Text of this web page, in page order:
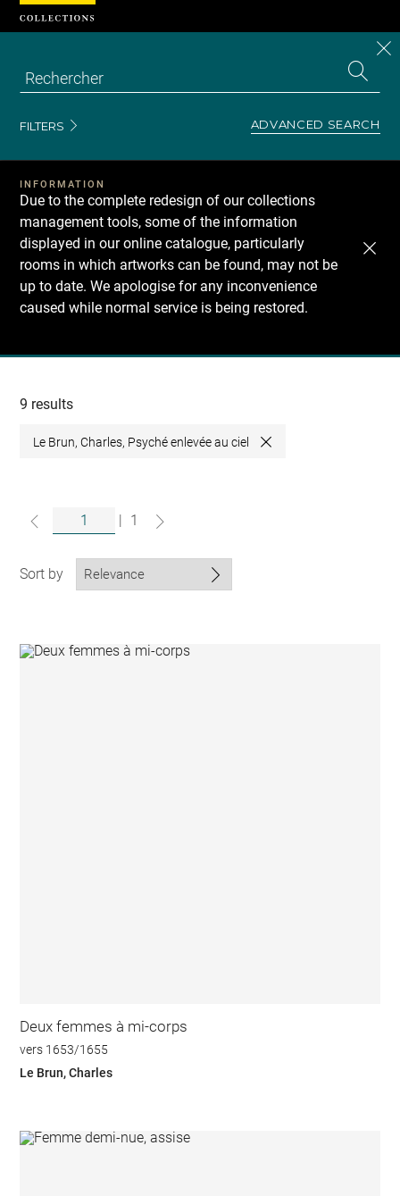
FILTERS ADVANCED SEARCH
INFORMATION
Due to the complete redesign of our collections
management tools, some of the information
displayed in our online catalogue, particularly
rooms in which artworks can be found, may not be
up to date. We apologise for any inconvenience
caused while normal service is being restored.
Recherche
collections
9 results
Le Brun, Charles, Psyché enlevée au ciel Close
1
Sort by
Deux femmes à mi-corps
vers 1653/1655
Le Brun, Charles
Cookies management panel